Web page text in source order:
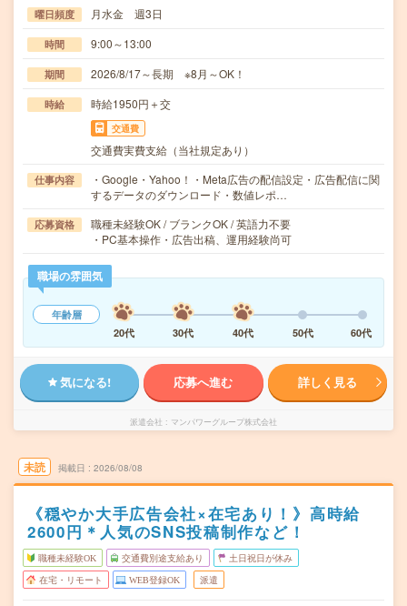
曜日頻度 月水金 週3日
時間 9:00～13:00
期間 2026/8/17～長期 ※8月～OK！
時給 時給1950円＋交
交通費
交通費実費支給（当社規定あり）
仕事内容
・Google・Yahoo！・Meta広告の配信設定・広告配信に関
するデータのダウンロード・数値レポ…
応募資格
職種未経験OK / ブランクOK / 英語力不要
・PC基本操作・広告出稿、運用経験尚可
職場の雰囲気
年齢層
20代
30代 40代 50代 60代
気になる! 応募へ進む 詳しく見る
派遣会社 マンパワーグループ株式会社
未読 掲載日 2026/08/08
《穏やか大手広告会社×在宅あり！》高時給
2600円＊人気のSNS投稿制作など！
職種未経験OK 交通費別途支給あり 土日祝日が休み
在宅・リモート WEB登録OK 派遣